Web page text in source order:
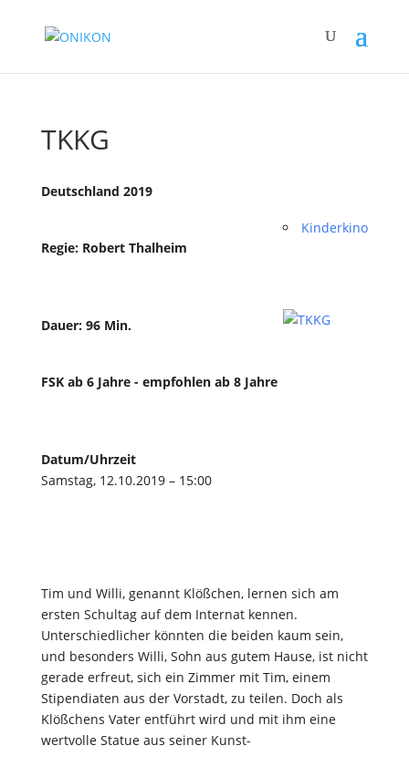
TKKG
Kinderkino
Deutschland 2019
Regie: Robert Thalheim
Dauer: 96 Min.
FSK ab 6 Jahre - empfohlen ab 8 Jahre
Datum/Uhrzeit
Samstag, 12.10.2019 – 15:00
Tim und Willi, genannt Klößchen, lernen sich am
ersten Schultag auf dem Internat kennen.
Unterschiedlicher könnten die beiden kaum sein,
und besonders Willi, Sohn aus gutem Hause, ist nicht
gerade erfreut, sich ein Zimmer mit Tim, einem
Stipendiaten aus der Vorstadt, zu teilen. Doch als
Klößchens Vater entführt wird und mit ihm eine
wertvolle Statue aus seiner Kunst-